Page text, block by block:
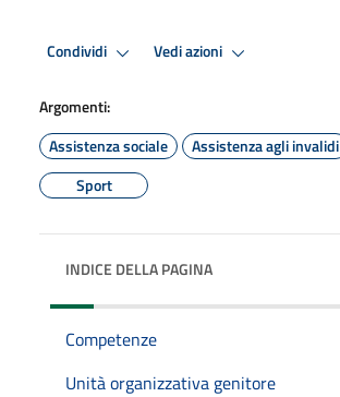
Condividi Vedi azioni
Argomenti:
Assistenza sociale
Assistenza agli invalidi
Sport
INDICE DELLA PAGINA
Competenze
Unità organizzativa genitore